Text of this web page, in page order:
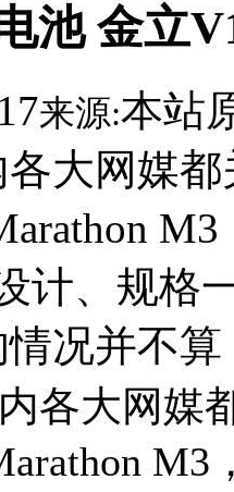
池 金立
来源:本站
大网媒
计、规格
况并不算
各大网媒